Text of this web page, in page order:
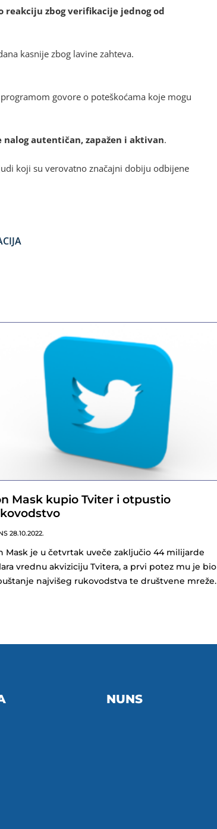
reakciju zbog verifikacije jednog od
kasnije zbog lavine zahteva.
govore o poteškoćama koje mogu
autentičan, zapažen i aktivan.
koji su verovatno značajni dobiju odbijene
Mask kupio Tviter i otpustio
28.10.2022.
Mask je u četvrtak uveče zaključio 44 milijarde
vrednu akviziciju Tvitera, a prvi potez mu je bio
najvišeg rukovodstva te društvene mreže.
NUNS